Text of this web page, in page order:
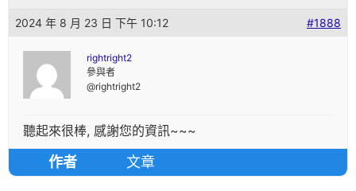
2024 年 8 月 23 日 下午 10:12 #1888
rightright2
參與者
@rightright2
聽起來很棒, 感謝您的資訊~~~
作者 文章